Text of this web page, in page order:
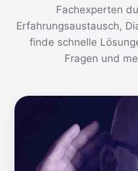
Fachexperten
Erfahrungsaustausch,
finde schnelle
Fragen und